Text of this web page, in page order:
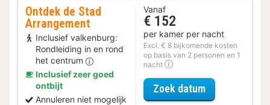
Ontdek de Stad
Arrangement
Inclusief valkenburg:
Rondleiding in en rond
het centrum
Inclusief zeer goed
ontbijt
Annuleren niet mogelijk
Vanaf
€ 152
per kamer per nacht
Excl. € 8 bijkomende kosten
op basis van 2 personen en 1
nacht
Zoek datumvoor Ontdek